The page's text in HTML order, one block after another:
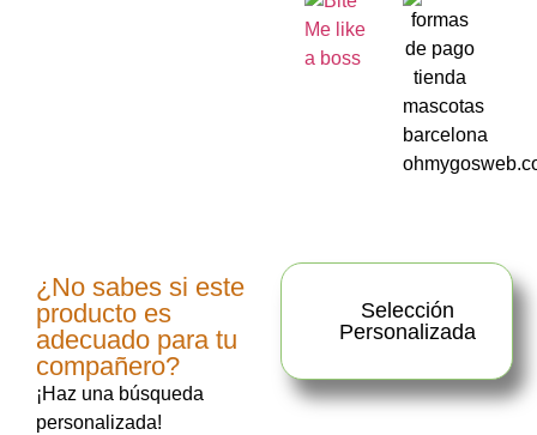
¿No sabes si este
producto es
adecuado para tu
compañero?
¡Haz una búsqueda
personalizada!
Selección
Personalizada